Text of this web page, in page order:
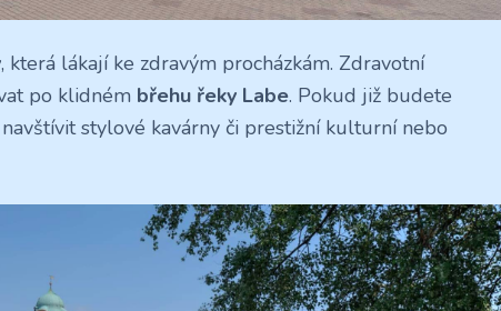
, která lákají ke zdravým procházkám. Zdravotní
po klidném břehu řeky Labe. Pokud již budete
stylové kavárny či prestižní kulturní nebo